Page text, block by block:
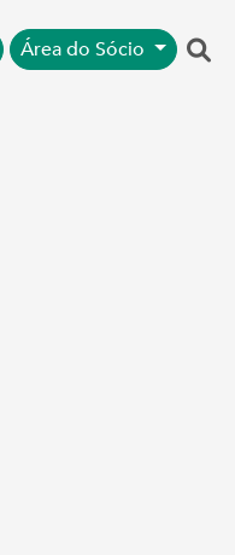
Área do Sócio